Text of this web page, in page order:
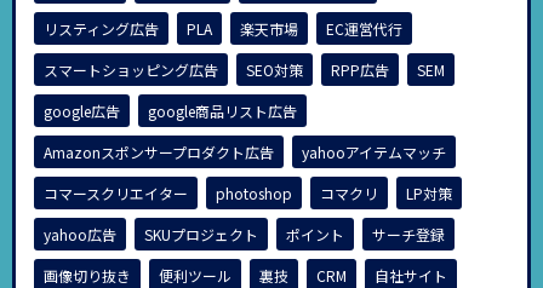
リスティング広告
PLA 楽天市場
EC運営代行
スマートショッピング広告
SEO対策 RPP広告
SEM
google広告
google商品リスト広告
Amazonスポンサープロダクト広告
yahooアイテムマッチ
コマースクリエイター
photoshop コマクリ
LP対策
yahoo広告
SKUプロジェクト ポイント
サーチ登録
画像切り抜き
便利ツール 裏技 CRM
自社サイト